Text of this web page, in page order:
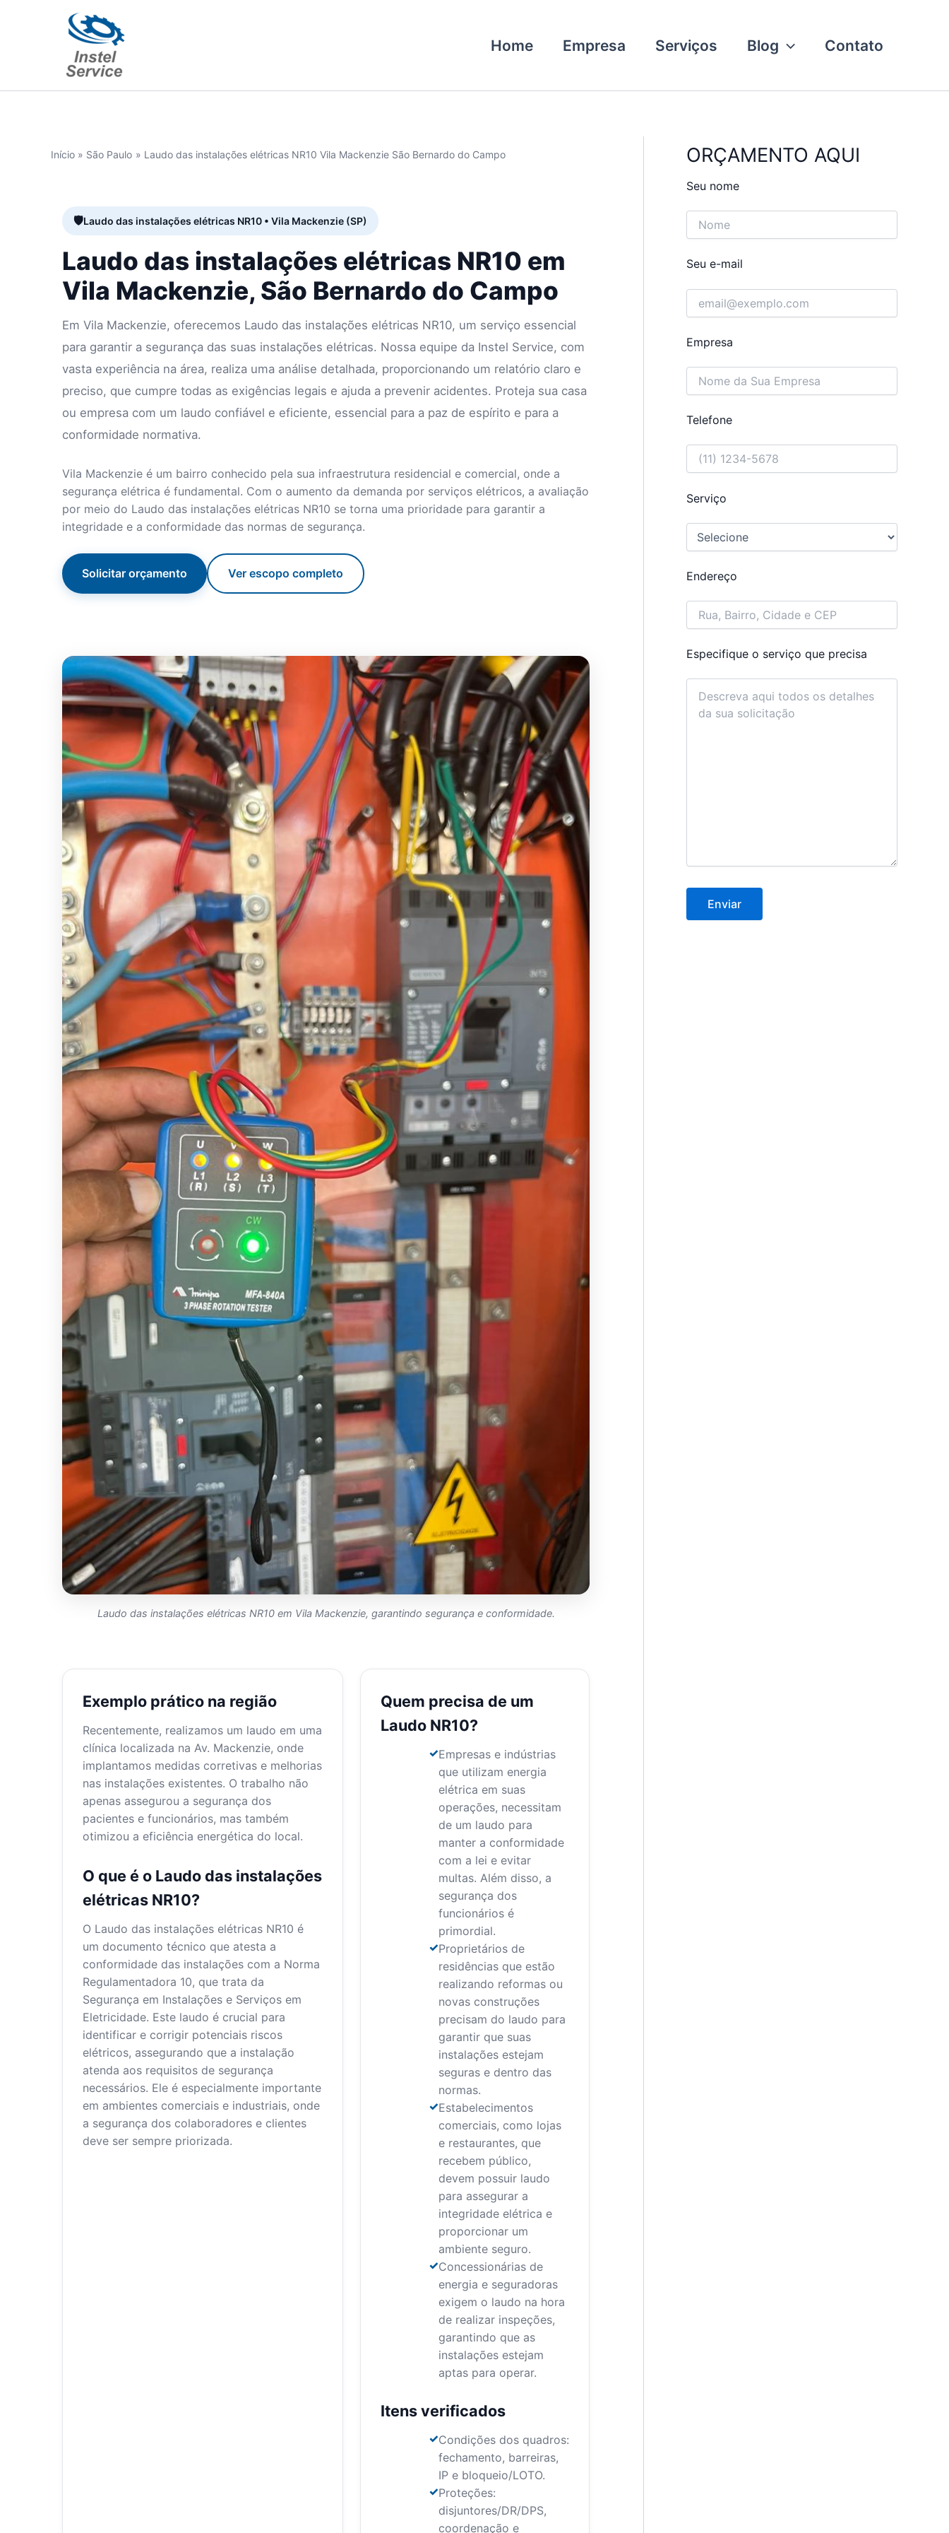
Home Empresa Serviços Blog Contato
Início São Paulo Laudo das instalações elétricas NR10 Vila Mackenzie São Bernardo do Campo
Laudo das instalações elétricas NR10 • Vila Mackenzie (SP)
Laudo das instalações elétricas NR10 em
Vila Mackenzie, São Bernardo do Campo
Em Vila Mackenzie, oferecemos Laudo das instalações elétricas NR10, um serviço essencial
para garantir a segurança das suas instalações elétricas. Nossa equipe da Instel Service, com
vasta experiência na área, realiza uma análise detalhada, proporcionando um relatório claro e
preciso, que cumpre todas as exigências legais e ajuda a prevenir acidentes. Proteja sua casa
ou empresa com um laudo confiável e eficiente, essencial para a paz de espírito e para a
conformidade normativa.
Vila Mackenzie é um bairro conhecido pela sua infraestrutura residencial e comercial, onde a
segurança elétrica é fundamental. Com o aumento da demanda por serviços elétricos, a avaliação
por meio do Laudo das instalações elétricas NR10 se torna uma prioridade para garantir a
integridade e a conformidade das normas de segurança.
Solicitar orçamento Ver escopo completo
Laudo das instalações elétricas NR10 em Vila Mackenzie, garantindo segurança e conformidade.
Exemplo prático na região
Recentemente, realizamos um laudo em uma
clínica localizada na Av. Mackenzie, onde
implantamos medidas corretivas e melhorias
nas instalações existentes. O trabalho não
apenas assegurou a segurança dos
pacientes e funcionários, mas também
otimizou a eficiência energética do local.
O que é o Laudo das instalações
elétricas NR10?
O Laudo das instalações elétricas NR10 é
um documento técnico que atesta a
conformidade das instalações com a Norma
Regulamentadora 10, que trata da
Segurança em Instalações e Serviços em
Eletricidade. Este laudo é crucial para
identificar e corrigir potenciais riscos
elétricos, assegurando que a instalação
atenda aos requisitos de segurança
necessários. Ele é especialmente importante
em ambientes comerciais e industriais, onde
a segurança dos colaboradores e clientes
deve ser sempre priorizada.
Quem precisa de um
Laudo NR10?
Empresas e indústrias
que utilizam energia
elétrica em suas
operações, necessitam
de um laudo para
manter a conformidade
com a lei e evitar
multas. Além disso, a
segurança dos
funcionários é
primordial.
Proprietários de
residências que estão
realizando reformas ou
novas construções
precisam do laudo para
garantir que suas
instalações estejam
seguras e dentro das
normas.
Estabelecimentos
comerciais, como lojas
e restaurantes, que
recebem público,
devem possuir laudo
para assegurar a
integridade elétrica e
proporcionar um
ambiente seguro.
Concessionárias de
energia e seguradoras
exigem o laudo na hora
de realizar inspeções,
garantindo que as
instalações estejam
aptas para operar.
Itens verificados
Condições dos quadros:
fechamento, barreiras,
IP e bloqueio/LOTO.
Proteções:
disjuntores/DR/DPS,
coordenação e
ORÇAMENTO AQUI
Seu nome
Seu e-mail
Empresa
Telefone
Serviço
Endereço
Especifique o serviço que precisa